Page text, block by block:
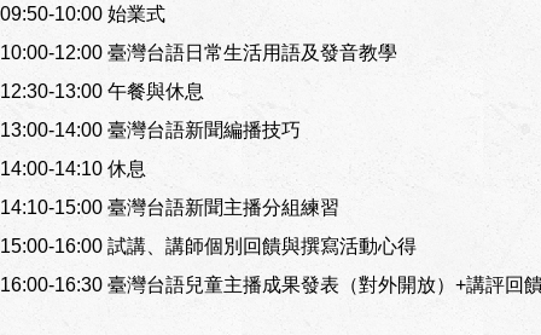
09:50-10:00 始業式
10:00-12:00 臺灣台語日常生活用語及發音教學
12:30-13:00 午餐與休息
13:00-14:00 臺灣台語新聞編播技巧
14:00-14:10 休息
14:10-15:00 臺灣台語新聞主播分組練習
15:00-16:00 試講、講師個別回饋與撰寫活動心得
16:00-16:30 臺灣台語兒童主播成果發表（對外開放）+講評回